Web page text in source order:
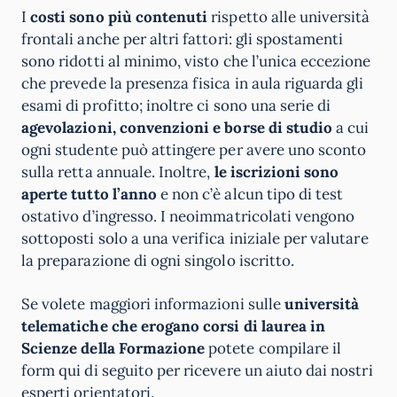
Icosti sono più contenutirispetto alle università
frontali anche per altri fattori: gli spostamenti
sono ridotti al minimo, visto che l’unica eccezione
che prevede la presenza fisica in aula riguarda gli
esami di profitto; inoltre ci sono una serie di
agevolazioni, convenzioni e borse di studio a cui
ogni studente può attingere per avere uno sconto
sulla retta annuale. Inoltre, le iscrizioni sono
aperte tutto l’anno e non c’è alcun tipo di test
ostativo d’ingresso. I neoimmatricolati vengono
sottoposti solo a una verifica iniziale per valutare
la preparazione di ogni singolo iscritto.
Se volete maggiori informazioni sulleuniversità
telematiche che erogano corsi di laurea in
Scienze della Formazionepotete compilare il
form qui di seguito per ricevere un aiuto dai nostri
esperti orientatori.